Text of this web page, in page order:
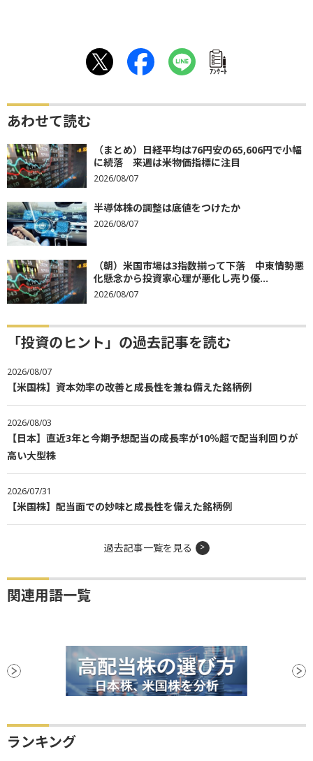
ｱﾝｹｰﾄ
あわせて読む
（まとめ）日経平均は76円安の65,606円で小幅
に続落 来週は米物価指標に注目
2026/08/07
半導体株の調整は底値をつけたか
2026/08/07
（朝）米国市場は3指数揃って下落 中東情勢悪
化懸念から投資家心理が悪化し売り優...
2026/08/07
「投資のヒント」の過去記事を読む
2026/08/07
【米国株】資本効率の改善と成長性を兼ね備えた銘柄例
2026/08/03
【日本】直近3年と今期予想配当の成長率が10％超で配当利回りが
高い大型株
2026/07/31
【米国株】配当面での妙味と成長性を備えた銘柄例
過去記事一覧を見る
関連用語一覧
ランキング